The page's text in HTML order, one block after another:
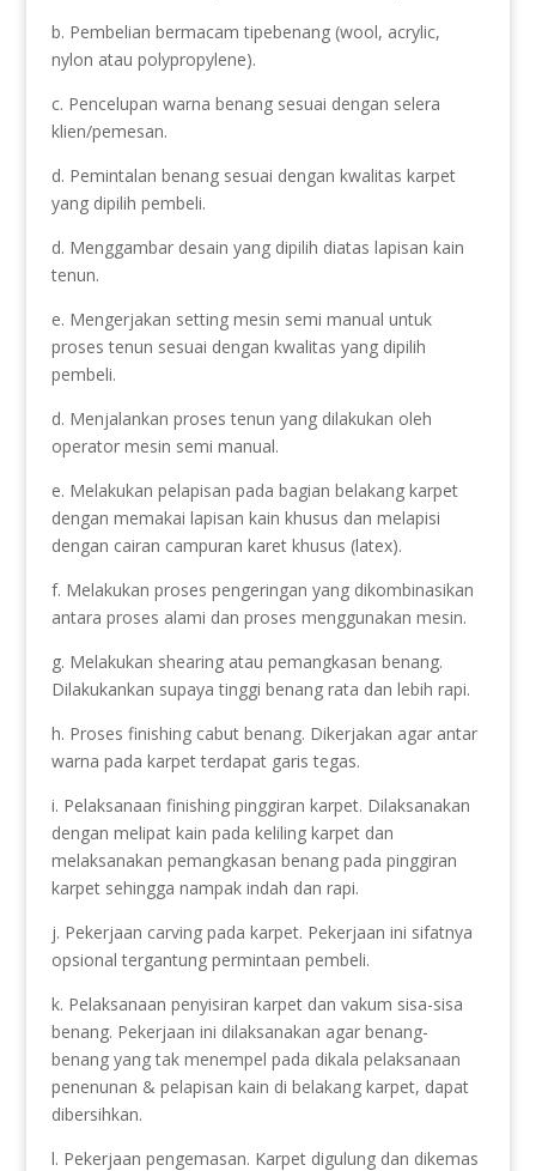
b. Pembelian bermacam tipebenang (wool, acrylic,
nylon atau polypropylene).
c. Pencelupan warna benang sesuai dengan selera
klien/pemesan.
d. Pemintalan benang sesuai dengan kwalitas karpet
yang dipilih pembeli.
d. Menggambar desain yang dipilih diatas lapisan kain
tenun.
e. Mengerjakan setting mesin semi manual untuk
proses tenun sesuai dengan kwalitas yang dipilih
pembeli.
d. Menjalankan proses tenun yang dilakukan oleh
operator mesin semi manual.
e. Melakukan pelapisan pada bagian belakang karpet
dengan memakai lapisan kain khusus dan melapisi
dengan cairan campuran karet khusus (latex).
f. Melakukan proses pengeringan yang dikombinasikan
antara proses alami dan proses menggunakan mesin.
g. Melakukan shearing atau pemangkasan benang.
Dilakukankan supaya tinggi benang rata dan lebih rapi.
h. Proses finishing cabut benang. Dikerjakan agar antar
warna pada karpet terdapat garis tegas.
i. Pelaksanaan finishing pinggiran karpet. Dilaksanakan
dengan melipat kain pada keliling karpet dan
melaksanakan pemangkasan benang pada pinggiran
karpet sehingga nampak indah dan rapi.
j. Pekerjaan carving pada karpet. Pekerjaan ini sifatnya
opsional tergantung permintaan pembeli.
k. Pelaksanaan penyisiran karpet dan vakum sisa-sisa
benang. Pekerjaan ini dilaksanakan agar benang-
benang yang tak menempel pada dikala pelaksanaan
penenunan & pelapisan kain di belakang karpet, dapat
dibersihkan.
l. Pekerjaan pengemasan. Karpet digulung dan dikemas